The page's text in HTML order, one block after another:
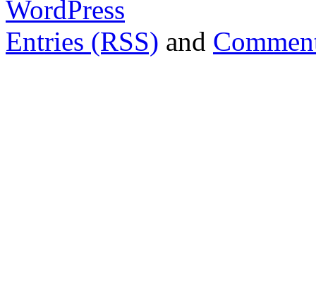
WordPress
Entries (RSS) and